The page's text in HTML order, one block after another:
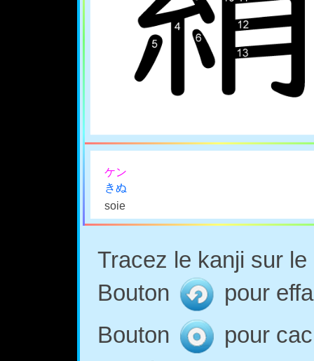
ケン
きぬ
soie
Tracez le kanji sur
Bouton
pour
Bouton
pour